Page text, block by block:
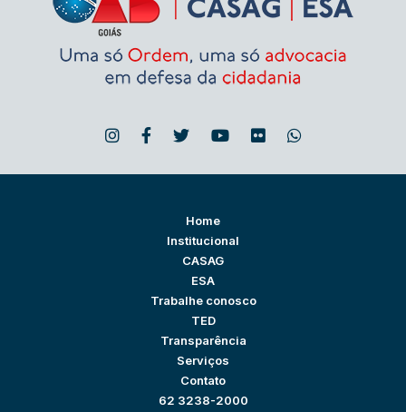
Home
Institucional
CASAG
ESA
Trabalhe conosco
TED
Transparência
Serviços
Contato
62 3238-2000